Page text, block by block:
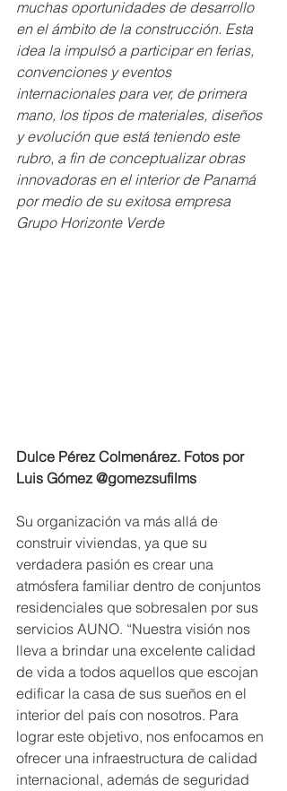
muchas oportunidades de desarrollo
en el ámbito de la construcción. Esta
idea la impulsó a participar en ferias,
convenciones y eventos
internacionales para ver, de primera
mano, los tipos de materiales, diseños
y evolución que está teniendo este
rubro, a fin de conceptualizar obras
innovadoras en el interior de Panamá
por medio de su exitosa empresa
Grupo Horizonte Verde
Dulce Pérez Colmenárez. Fotos por
Luis Gómez @gomezsufilms
Su organización va más allá de
construir viviendas, ya que su
verdadera pasión es crear una
atmósfera familiar dentro de conjuntos
residenciales que sobresalen por sus
servicios AUNO. “Nuestra visión nos
lleva a brindar una excelente calidad
de vida a todos aquellos que escojan
edificar la casa de sus sueños en el
interior del país con nosotros. Para
lograr este objetivo, nos enfocamos en
ofrecer una infraestructura de calidad
internacional, además de seguridad